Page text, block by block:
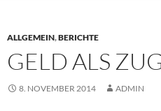
ALLGEMEIN,BERICHTE
GELD ALS
8. NOVEMBER 2014 ADMIN